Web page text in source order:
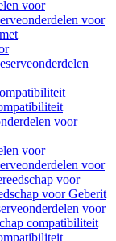
voor
voor
voor
voor
voor
voor
voor Geberit
voor
compatibiliteit